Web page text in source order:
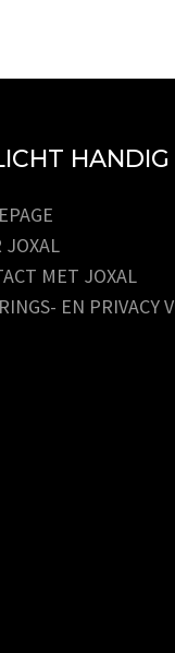
HANDIG
JOXAL
MET JOXAL
EN PRIVACY